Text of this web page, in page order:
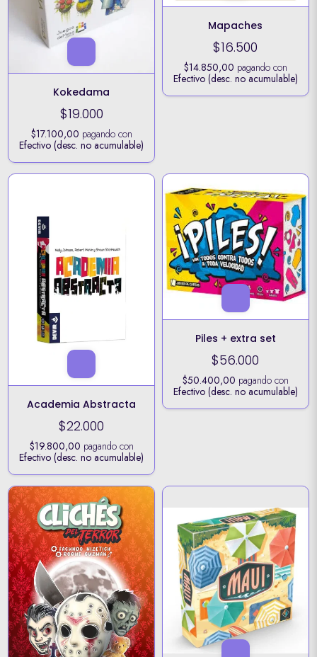
Kokedama
$19.000
$17.100,00 pagando con
Efectivo (desc. no acumulable)
Mapaches
$16.500
$14.850,00 pagando con
Efectivo (desc. no acumulable)
Academia Abstracta
$22.000
$19.800,00 pagando con
Efectivo (desc. no acumulable)
Piles + extra set
$56.000
$50.400,00 pagando con
Efectivo (desc. no acumulable)